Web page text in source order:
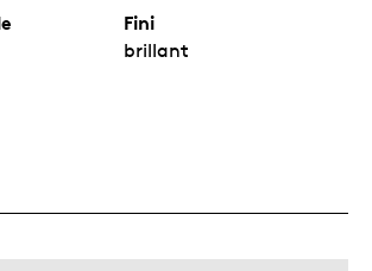
Fini
brillant